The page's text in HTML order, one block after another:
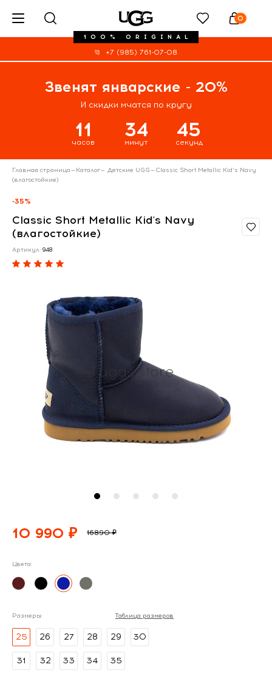
100% ORIGINAL
0
+7 (985) 761-07-08
Звенят январские - 20%
И скидки мчатся по кругу
11
часов
34
минут
45
секунд
Главная страница— Каталог— Детские UGG— Classic Short Metallic Kid's Navy
(влагостойкие)
-35%
Classic Short Metallic Kid's Navy
(влагостойкие)
Артикул: 948
10 990 ₽ 16890 ₽
Цвета:
Размеры: Таблица размеров
25 26 27 28 29 30
31 32 33 34 35